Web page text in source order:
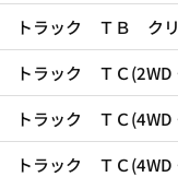
トラック ＴＢ クリ
トラック ＴＣ(2WD
トラック ＴＣ(4WD
トラック ＴＣ(4WD